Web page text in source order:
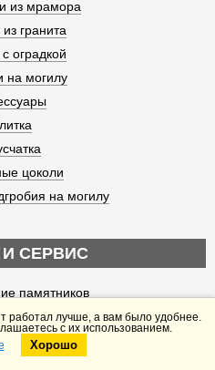
из мрамора
гранита
оградкой
на могилу
цоколи
на могилу
И СЕРВИС
памятников
памятников
захоронений
работал лучше, а вам было удобнее.
с их использованием.
Хорошо